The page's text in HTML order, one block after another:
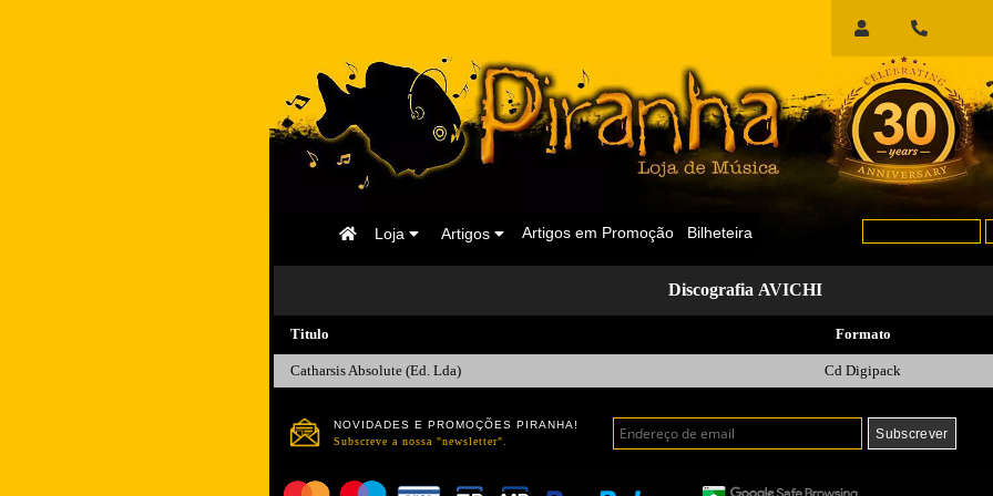
Início
Sessão
Bilheteira
Artigos em Promoção
Artigos
Loja
Página
Discografia AVICHI
Titulo Formato
Catharsis Absolute (Ed. Lda) Cd Digipack
NOVIDADES E PROMOÇÕES PIRANHA!
Subscreve a nossa "newsletter".